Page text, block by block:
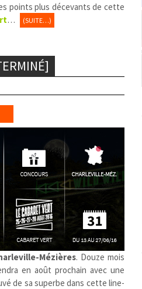
points plus décevants de cette
… (SUITE…)
Mézières. Douze mois
en août prochain avec une
de sa superbe dans cette line-